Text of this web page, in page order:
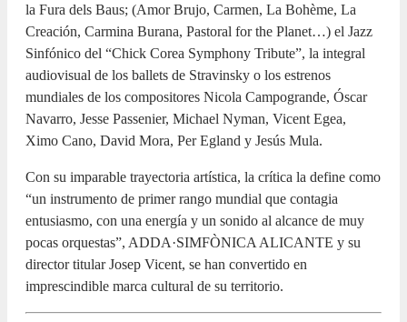
la Fura dels Baus; (Amor Brujo, Carmen, La Bohème, La
Creación, Carmina Burana, Pastoral for the Planet…) el Jazz
Sinfónico del “Chick Corea Symphony Tribute”, la integral
audiovisual de los ballets de Stravinsky o los estrenos
mundiales de los compositores Nicola Campogrande, Óscar
Navarro, Jesse Passenier, Michael Nyman, Vicent Egea,
Ximo Cano, David Mora, Per Egland y Jesús Mula.
Con su imparable trayectoria artística, la crítica la define como
“un instrumento de primer rango mundial que contagia
entusiasmo, con una energía y un sonido al alcance de muy
pocas orquestas”, ADDA·SIMFÒNICA ALICANTE y su
director titular Josep Vicent, se han convertido en
imprescindible marca cultural de su territorio.